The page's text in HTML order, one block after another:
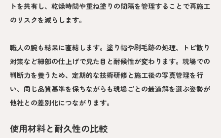
トを共有し、乾燥時間や重ね塗りの間隔を管理することで再施工
のリスクを減らします。
職人の腕も結果に直結します。塗り幅や刷毛跡の処理、トビ散り
対策など細部の仕上げで見た目と耐候性が変わります。現場での
判断力を養うため、定期的な技術研修と施工後の写真管理を行
い、同じ品質基準を保ちながらも現場ごとの最適解を選ぶ姿勢が
他社との差別化につながります。
使用材料と耐久性の比較